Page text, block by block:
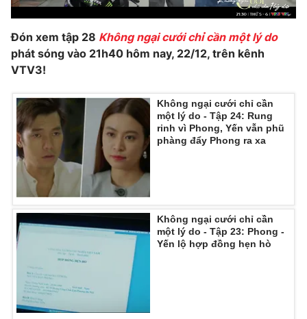
Đón xem tập 28 Không ngại cưới chỉ cần một lý do
phát sóng vào 21h40 hôm nay, 22/12, trên kênh
VTV3!
Không ngại cưới chỉ cần
một lý do - Tập 24: Rung
rinh vì Phong, Yến vẫn phũ
phàng đẩy Phong ra xa
Không ngại cưới chỉ cần
một lý do - Tập 23: Phong -
Yến lộ hợp đồng hẹn hò